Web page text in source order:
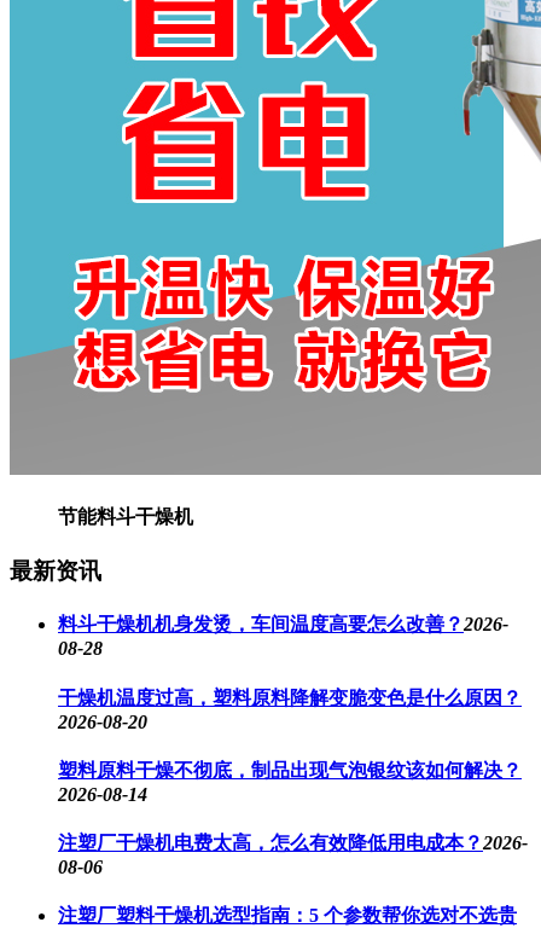
节能料斗干燥机
最新资讯
料斗干燥机机身发烫，车间温度高要怎么改善？2026-
08-28
干燥机温度过高，塑料原料降解变脆变色是什么原因？
2026-08-20
塑料原料干燥不彻底，制品出现气泡银纹该如何解决？
2026-08-14
注塑厂干燥机电费太高，怎么有效降低用电成本？2026-
08-06
注塑厂塑料干燥机选型指南：5 个参数帮你选对不选贵